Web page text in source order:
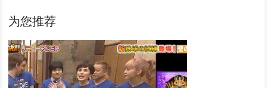
为您推荐